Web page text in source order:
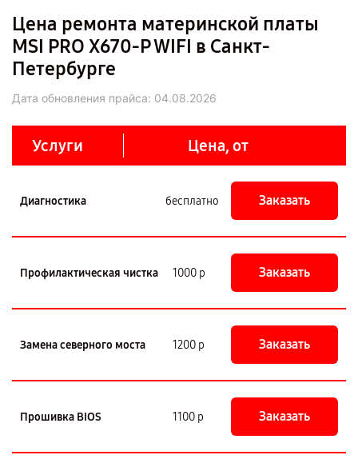
Цена ремонта материнской платы
MSI PRO X670-P WIFI в Санкт-
Петербурге
Дата обновления прайса: 04.08.2026
Услуги Цена, от
Диагностика бесплатно Заказать
Профилактическая чистка 1000 р Заказать
Замена северного моста 1200 р Заказать
Прошивка BIOS 1100 р Заказать